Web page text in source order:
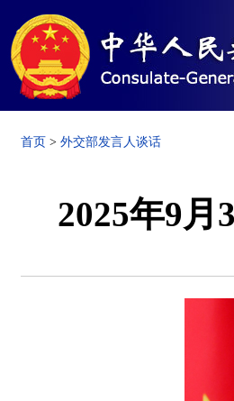
首页 > 外交部发言人谈话
2025年9